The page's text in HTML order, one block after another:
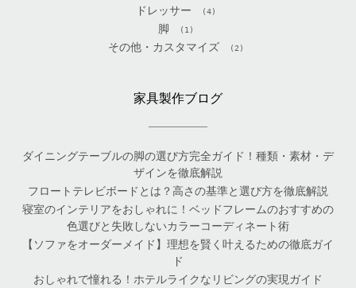
ドレッサー (4)
脚 (1)
その他・カスタマイズ (2)
家具製作ブログ
ダイニングテーブルの脚の選び方完全ガイド！種類・素材・デ
ザインを徹底解説
フロートテレビボードとは？高さの基準と選び方を徹底解説
寝室のインテリアをおしゃれに！ベッドフレームのおすすめの
色選びと失敗しないカラーコーディネート術
【ソファをオーダーメイド】理想を賢く叶えるための徹底ガイ
ド
おしゃれで憧れる！ホテルライクなリビングの実現ガイド